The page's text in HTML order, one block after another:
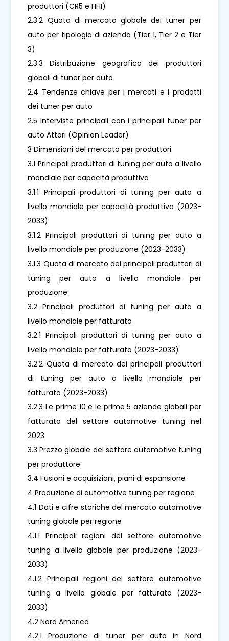
produttori (CR5 e HHI)
2.3.2 Quota di mercato globale dei tuner per
auto per tipologia di azienda (Tier 1, Tier 2 e Tier
3)
2.3.3 Distribuzione geografica dei produttori
globali di tuner per auto
2.4 Tendenze chiave per i mercati e i prodotti
dei tuner per auto
2.5 Interviste principali con i principali tuner per
auto Attori (Opinion Leader)
3 Dimensioni del mercato per produttori
3.1 Principali produttori di tuning per auto a livello
mondiale per capacità produttiva
3.1.1 Principali produttori di tuning per auto a
livello mondiale per capacità produttiva (2023-
2033)
3.1.2 Principali produttori di tuning per auto a
livello mondiale per produzione (2023-2033)
3.1.3 Quota di mercato dei principali produttori di
tuning per auto a livello mondiale per
produzione
3.2 Principali produttori di tuning per auto a
livello mondiale per fatturato
3.2.1 Principali produttori di tuning per auto a
livello mondiale per fatturato (2023-2033)
3.2.2 Quota di mercato dei principali produttori
di tuning per auto a livello mondiale per
fatturato (2023-2033)
3.2.3 Le prime 10 e le prime 5 aziende globali per
fatturato del settore automotive tuning nel
2023
3.3 Prezzo globale del settore automotive tuning
per produttore
3.4 Fusioni e acquisizioni, piani di espansione
4 Produzione di automotive tuning per regione
4.1 Dati e cifre storiche del mercato automotive
tuning globale per regione
4.1.1 Principali regioni del settore automotive
tuning a livello globale per produzione (2023-
2033)
4.1.2 Principali regioni del settore automotive
tuning a livello globale per fatturato (2023-
2033)
4.2 Nord America
4.2.1 Produzione di tuner per auto in Nord